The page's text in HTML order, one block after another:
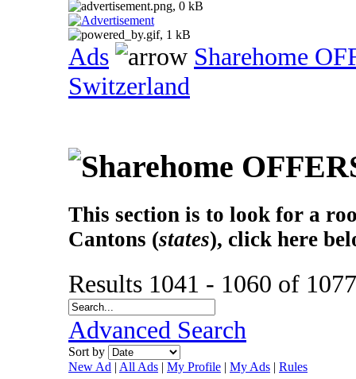
Ads
Sharehome
Switzerland
This section is to look for a
Cantons (states), click here
Results 1041 - 1060 of 1077
Advanced Search
Sort by
New Ad | All Ads | My Profile | My Ads | Rules